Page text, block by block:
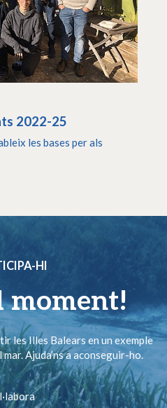
2022-25
les bases per als
HI
moment!
les Illes Balears en un exemple
Ajuda’ns a aconseguir-ho.